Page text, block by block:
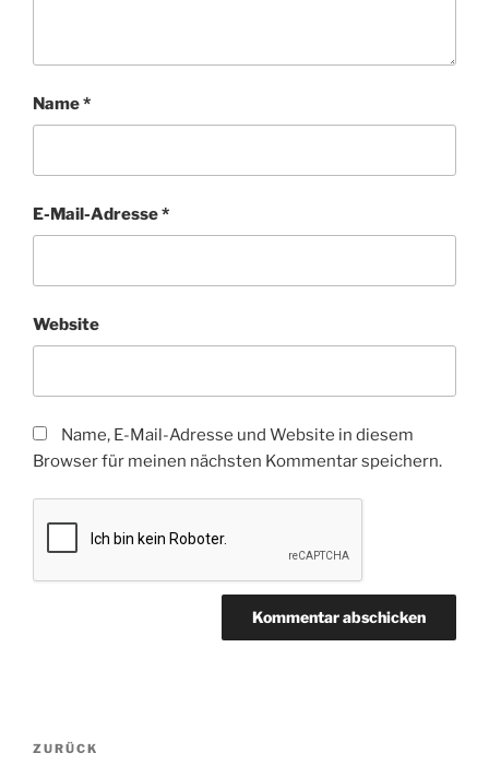
Name*
E-Mail-Adresse*
Website
Name, E-Mail-Adresse und Website in diesem
Browser für meinen nächsten Kommentar speichern.
Beitragsnavigation
Vorheriger
ZURÜCK